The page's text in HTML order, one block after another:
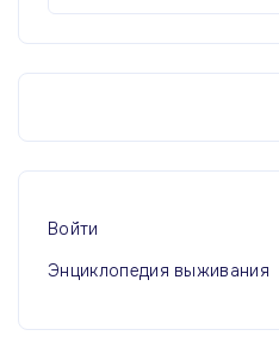
х
Войти
Энциклопедия выживания